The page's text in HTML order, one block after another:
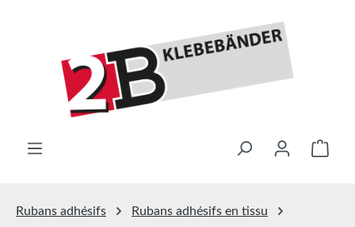
Le
Rubans adhésifs
Rubans adhésifs en tissu